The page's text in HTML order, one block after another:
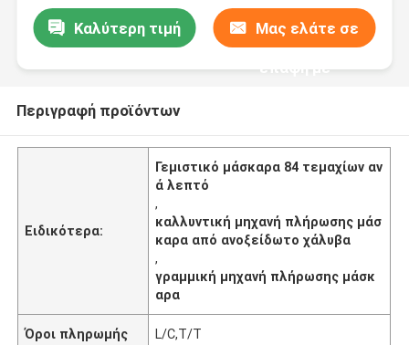
Καλύτερη τιμή Μας ελάτε σε
επαφή με
Περιγραφή προϊόντων
Ειδικότερα:
Γεμιστικό μάσκαρα 84 τεμαχίων αν
ά λεπτό
,
καλλυντική μηχανή πλήρωσης μάσ
καρα από ανοξείδωτο χάλυβα
,
γραμμική μηχανή πλήρωσης μάσκ
αρα
Όροι πληρωμής L/C,T/T